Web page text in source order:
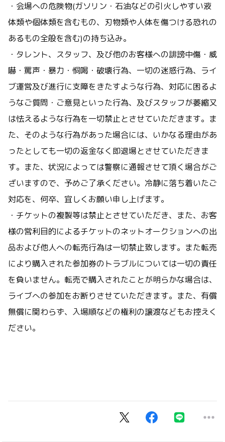
・会場への危険物(ガソリン・石油などの引火しやすい液
体類や個体類を含むもの、刃物類や人体を傷つける恐れの
あるもの全般を含む)の持ち込み。
・タレント、スタッフ、及び他のお客様への誹謗中傷・威
嚇・罵声・暴力・恫喝・破壊行為、一切の迷惑行為、ライ
ブ運営及び進行に支障をきたすような行為、対応に困るよ
うなご質問・ご意見といった行為、及びスタッフが萎縮又
は怯えるような行為を一切禁止とさせていただきます。ま
た、そのような行為があった場合には、いかなる理由があ
ったとしても一切の返金なく即退場とさせていただきま
す。また、状況によっては警察に通報させて頂く場合がご
ざいますので、予めご了承ください。冷静に落ち着いたご
対応を、何卒、宜しくお願い申し上げます。
・チケットの複製等は禁止とさせていただき、また、お客
様の営利目的によるチケットのネットオークションへの出
品および他人への転売行為は一切禁止致します。また転売
により購入された参加券のトラブルについては一切の責任
を負いません。転売で購入されたことが明らかな場合は、
ライブへの参加をお断りさせていただきます。また、有償
無償に関わらず、入場順などの権利の譲渡などもお控えく
ださい。